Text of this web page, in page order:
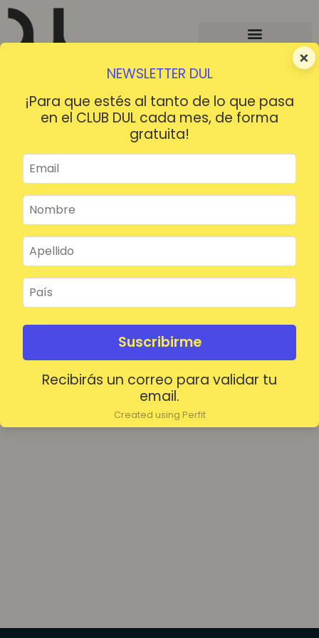
×
NEWSLETTER DUL
¡Para que estés al tanto de lo que pasa
en el CLUB DUL cada mes, de forma
gratuita!
Suscribirme
Recibirás un correo para validar tu
email.
Created using Perfit
¡HOLA!
Mantenerme conectado
Acceder